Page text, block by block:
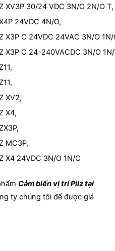
XV3P 30/24 VDC 3N/O 2N/O T,
24VDC 4N/O,
X3P C 24VDC 24VAC 3N/O
X3P C 24-240VACDC 3N/O
XV2,
X4,
MC3P,
X4 24VDC 3N/O 1N/C
Cảm biến vị trí Pilz tại
ty chúng tôi để được giá